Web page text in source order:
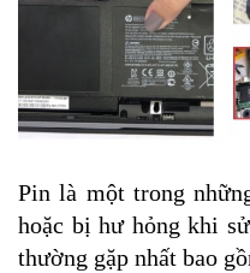
Pin là một trong
hoặc bị hư hỏng khi
thường gặp nhất bao